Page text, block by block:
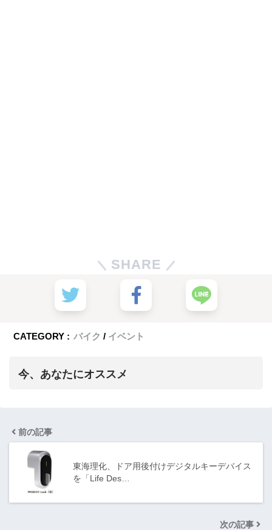
SHARE
CATEGORY : バイク イベント
今、あなたにオススメ
前の記事
東海理化、ドア用後付けデジタルキーデバイス
を「Life Des…
次の記事